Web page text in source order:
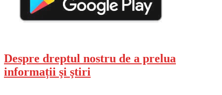
Despre dreptul nostru de a prelua
informații şi ştiri